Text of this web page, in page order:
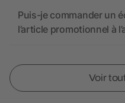
Puis-je commander un
l’article promotionnel à
Voir